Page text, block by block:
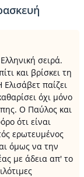
σειρά.
και βρίσκει τη
παίζει
όχι μόνο
Ο Παύλος και
ότι είναι
ερωτευμένος
όμως να την
με άδεια απ' το